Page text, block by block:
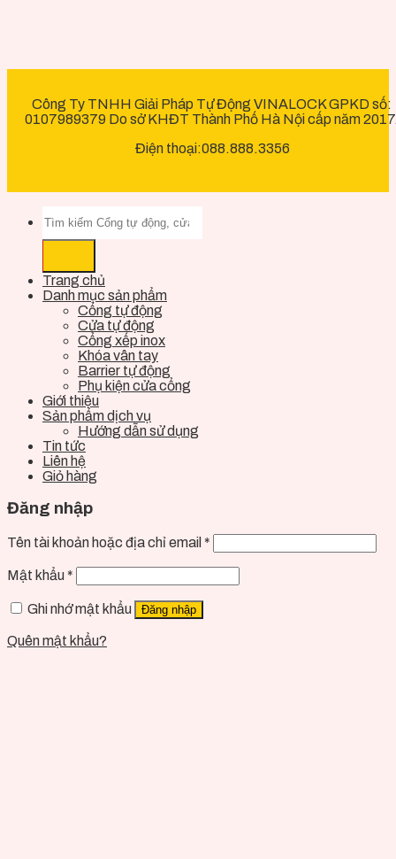
Công Ty TNHH Giải Pháp Tự Động VINALOCK GPKD số:
0107989379 Do sở KHĐT Thành Phố Hà Nội cấp năm
Điện thoại:088.888.3356
Trang chủ
Danh mục sản phẩm
Cổng tự động
Cửa tự động
Cổng xếp inox
Khóa vân tay
Barrier tự động
Phụ kiện cửa cổng
Giới thiệu
Sản phẩm dịch vụ
Hướng dẫn sử dụng
Tin tức
Liên hệ
Giỏ hàng
Đăng nhập
Tên tài khoản hoặc địa chỉ email *
Mật khẩu *
Ghi nhớ mật khẩu Đăng nhập
Quên mật khẩu?